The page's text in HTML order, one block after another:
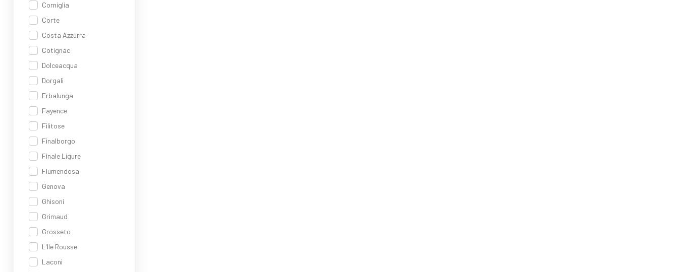
Corniglia
Corte
Costa Azzurra
Cotignac
Dolceacqua
Dorgali
Erbalunga
Fayence
Filitose
Finalborgo
Finale Ligure
Flumendosa
Genova
Ghisoni
Grimaud
Grosseto
L'Ile Rousse
Laconi